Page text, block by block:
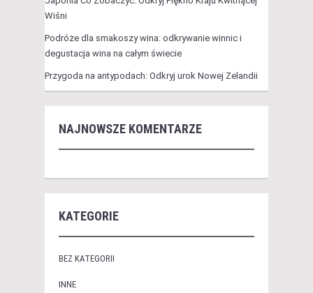
Wiśni
Podróże dla smakoszy wina: odkrywanie winnic i
degustacja wina na całym świecie
Przygoda na antypodach: Odkryj urok Nowej Zelandii
NAJNOWSZE KOMENTARZE
KATEGORIE
BEZ KATEGORII
INNE